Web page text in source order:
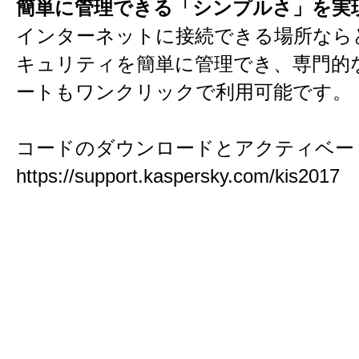
簡単に管理できる「シンプルさ」を実
インターネットに接続できる場所な
キュリティを簡単に管理でき、専門的
ートもワンクリックで利用可能です。
コードのダウンロードとアクティベ
https://support.kaspersky.com/kis2017